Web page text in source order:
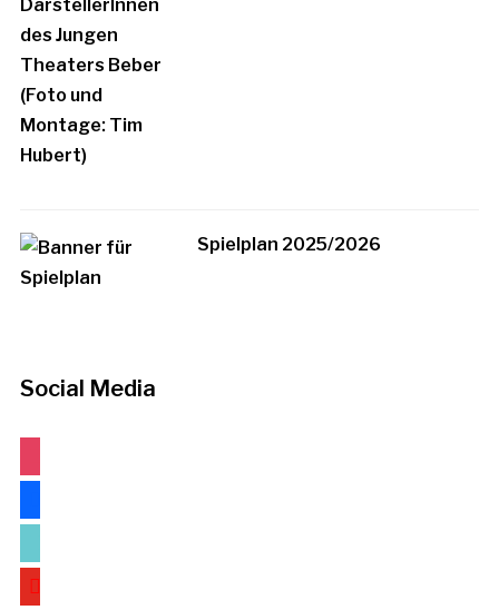
Spielplan 2025/2026
Social Media
youtube